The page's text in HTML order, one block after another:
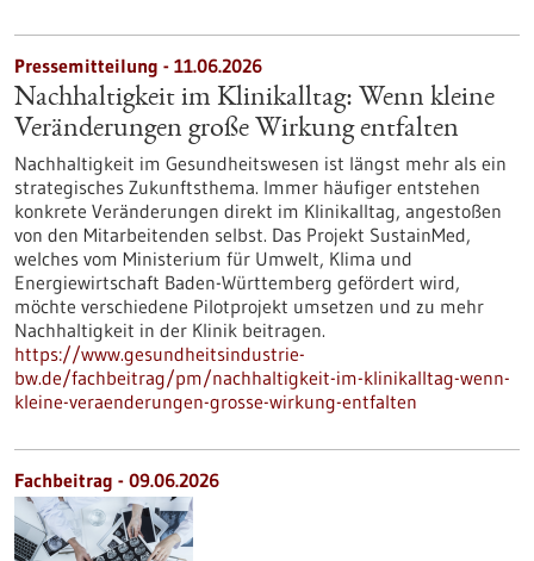
Pressemitteilung - 11.06.2026
Nachhaltigkeit im Klinikalltag: Wenn kleine
Veränderungen große Wirkung entfalten
Nachhaltigkeit im Gesundheitswesen ist längst mehr als ein
strategisches Zukunftsthema. Immer häufiger entstehen
konkrete Veränderungen direkt im Klinikalltag, angestoßen
von den Mitarbeitenden selbst. Das Projekt SustainMed,
welches vom Ministerium für Umwelt, Klima und
Energiewirtschaft Baden-Württemberg gefördert wird,
möchte verschiedene Pilotprojekt umsetzen und zu mehr
Nachhaltigkeit in der Klinik beitragen.
https://www.gesundheitsindustrie-
bw.de/fachbeitrag/pm/nachhaltigkeit-im-klinikalltag-wenn-
kleine-veraenderungen-grosse-wirkung-entfalten
Fachbeitrag - 09.06.2026